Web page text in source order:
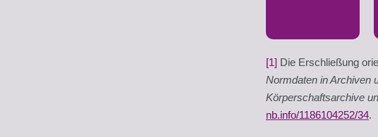
[1] Die Erschließung
Normdaten in Archiven
Körperschaftsarchive
nb.info/1186104252/34.